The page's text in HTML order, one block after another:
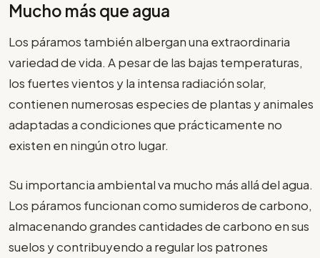
Mucho más que agua
Los páramos también albergan una extraordinaria
variedad de vida. A pesar de las bajas temperaturas,
los fuertes vientos y la intensa radiación solar,
contienen numerosas especies de plantas y animales
adaptadas a condiciones que prácticamente no
existen en ningún otro lugar.
Su importancia ambiental va mucho más allá del agua.
Los páramos funcionan como sumideros de carbono,
almacenando grandes cantidades de carbono en sus
suelos y contribuyendo a regular los patrones